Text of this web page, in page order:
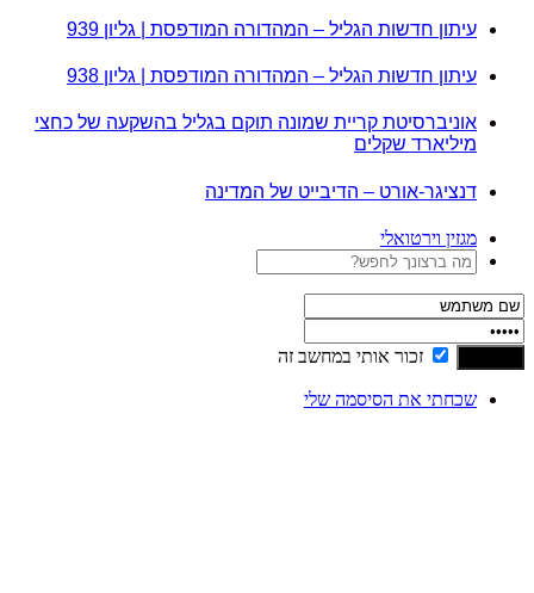
עיתון חדשות הגליל – המהדורה המודפסת | גליון 939
עיתון חדשות הגליל – המהדורה המודפסת | גליון 938
אוניברסיטת קריית שמונה תוקם בגליל בהשקעה של כחצי
מיליארד שקלים
דנציגר-אורט – הדיבייט של המדינה
מגזין וירטואלי
זכור אותי במחשב זה
שכחתי את הסיסמה שלי